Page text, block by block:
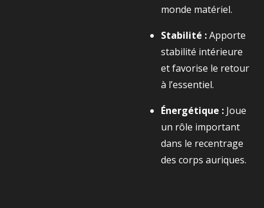
monde matériel.
Stabilité :Apporte
stabilité intérieure
et favorise le retour
à l’essentiel.
Énergétique : Joue
un rôle important
dans le recentrage
des corps auriques.